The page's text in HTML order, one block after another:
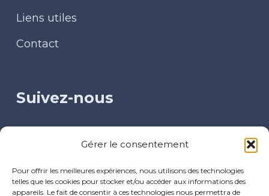
Gérer le consentement
Pour offrir les meilleures expériences, nous utilisons des technologies
telles que les cookies pour stocker et/ou accéder aux informations des
appareils. Le fait de consentir à ces technologies nous permettra de
Liens utiles
Contact
Suivez-nous
LinkedIn